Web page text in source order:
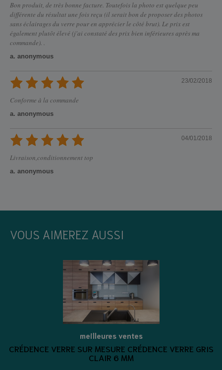
Bon produit, de très bonne facture. Toutefois la photo est quelque peu
différente du résultat une fois reçu (il serait bon de proposer des photos
sans éclairages du verre pour en apprécier le côté brut). Le prix est
également plutôt élevé (j'ai constaté des prix bien inférieures après ma
commande). .
a. anonymous
23/02/2018
Conforme à la commande
a. anonymous
04/01/2018
Livraison,conditionnement top
a. anonymous
VOUS AIMEREZ AUSSI
meilleures ventes
CRÉDENCE VERRE SUR MESURE CRÉDENCE VERRE GRIS
CLAIR 6 MM